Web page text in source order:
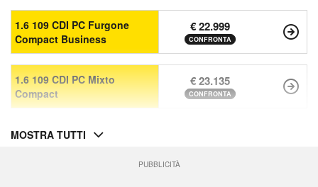
1.6 109 CDI PC Furgone
Compact Business
€ 22.999
CONFRONTA
1.6 109 CDI PC Mixto
Compact
€ 23.135
CONFRONTA
MOSTRA TUTTI
PUBBLICITÀ